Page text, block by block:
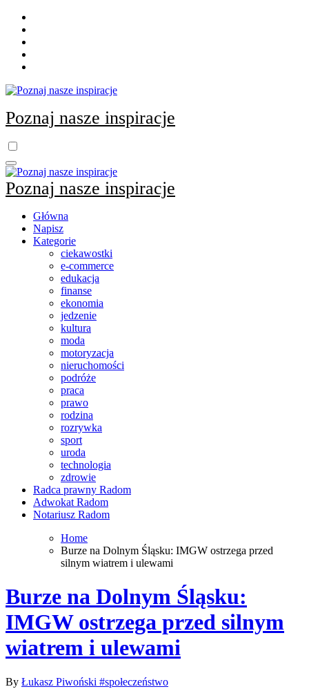
Skip
content
Poznaj nasze inspiracje
Poznaj nasze inspiracje
Główna
Napisz
Kategorie
ciekawostki
e-commerce
edukacja
finanse
ekonomia
jedzenie
kultura
moda
motoryzacja
nieruchomości
podróże
praca
prawo
rodzina
rozrywka
sport
uroda
technologia
zdrowie
Radca prawny Radom
Adwokat Radom
Notariusz Radom
Home
Burze na Dolnym Śląsku: IMGW ostrzega przed
silnym wiatrem i ulewami
Burze na Dolnym Śląsku:
IMGW ostrzega przed silnym
wiatrem i ulewami
By Łukasz Piwoński #społeczeństwo